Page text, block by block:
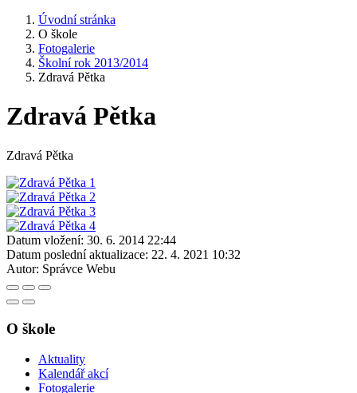
Úvodní stránka
O škole
Fotogalerie
Školní rok 2013/2014
Zdravá Pětka
Zdravá Pětka
Zdravá Pětka
Datum vložení: 30. 6. 2014 22:44
Datum poslední aktualizace: 22. 4. 2021 10:32
Autor: Správce Webu
O škole
Aktuality
Kalendář akcí
Fotogalerie